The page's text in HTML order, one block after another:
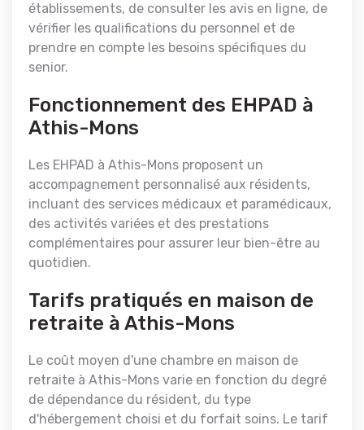
établissements, de consulter les avis en ligne, de
vérifier les qualifications du personnel et de
prendre en compte les besoins spécifiques du
senior.
Fonctionnement des EHPAD à
Athis-Mons
Les EHPAD à Athis-Mons proposent un
accompagnement personnalisé aux résidents,
incluant des services médicaux et paramédicaux,
des activités variées et des prestations
complémentaires pour assurer leur bien-être au
quotidien.
Tarifs pratiqués en maison de
retraite à Athis-Mons
Le coût moyen d'une chambre en maison de
retraite à Athis-Mons varie en fonction du degré
de dépendance du résident, du type
d'hébergement choisi et du forfait soins. Le tarif